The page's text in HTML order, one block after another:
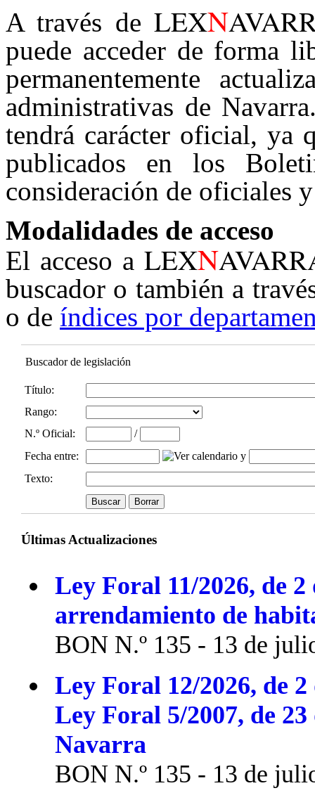
A través de LEXN
puede acceder de forma
permanentemente
administrativas de
tendrá carácter oficial, ya
publicados en los
consideración de oficiales
Modalidades de acceso
El acceso aLEXN
buscador o también a
o de índices por
Buscador de legislación
Título:
Rango:
N.º Oficial:
/
Fecha entre:
y
Texto:
Últimas Actualizaciones
Ley Foral 11/2026, de
arrendamiento de
BON N.º 135 - 13 de
Ley Foral 12/2026, de
Ley Foral 5/2007, de
Navarra
BON N.º 135 - 13 de